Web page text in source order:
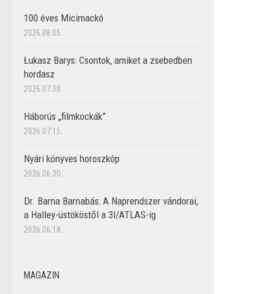
100 éves Micimackó
2026.08.05.
Łukasz Barys: Csontok, amiket a zsebedben
hordasz
2026.07.30.
Háborús „filmkockák”
2026.07.15.
Nyári könyves horoszkóp
2026.06.30.
Dr. Barna Barnabás: A Naprendszer vándorai,
a Halley-üstököstől a 3I/ATLAS-ig
2026.06.18.
MAGAZIN